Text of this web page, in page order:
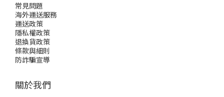
常見問題
海外運送服務
運送政策
隱私權政策
退換貨政策
條款與細則
防詐騙宣導
關於我們